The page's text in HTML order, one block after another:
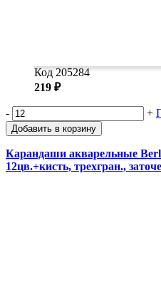
Код 205284
219 ₽
- +
Добавить в корзину
Карандаши акварельные
12цв.+кисть, трехгран.,